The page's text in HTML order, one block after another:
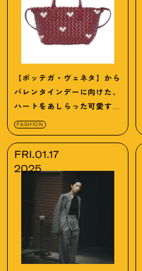
【ボッテガ・ヴェネタ】から
バレンタインデーに向けた、
ハートをあしらった可愛すぎ
るカプセルコレクションが登
場！
FASHION
FRI.01.17
2025